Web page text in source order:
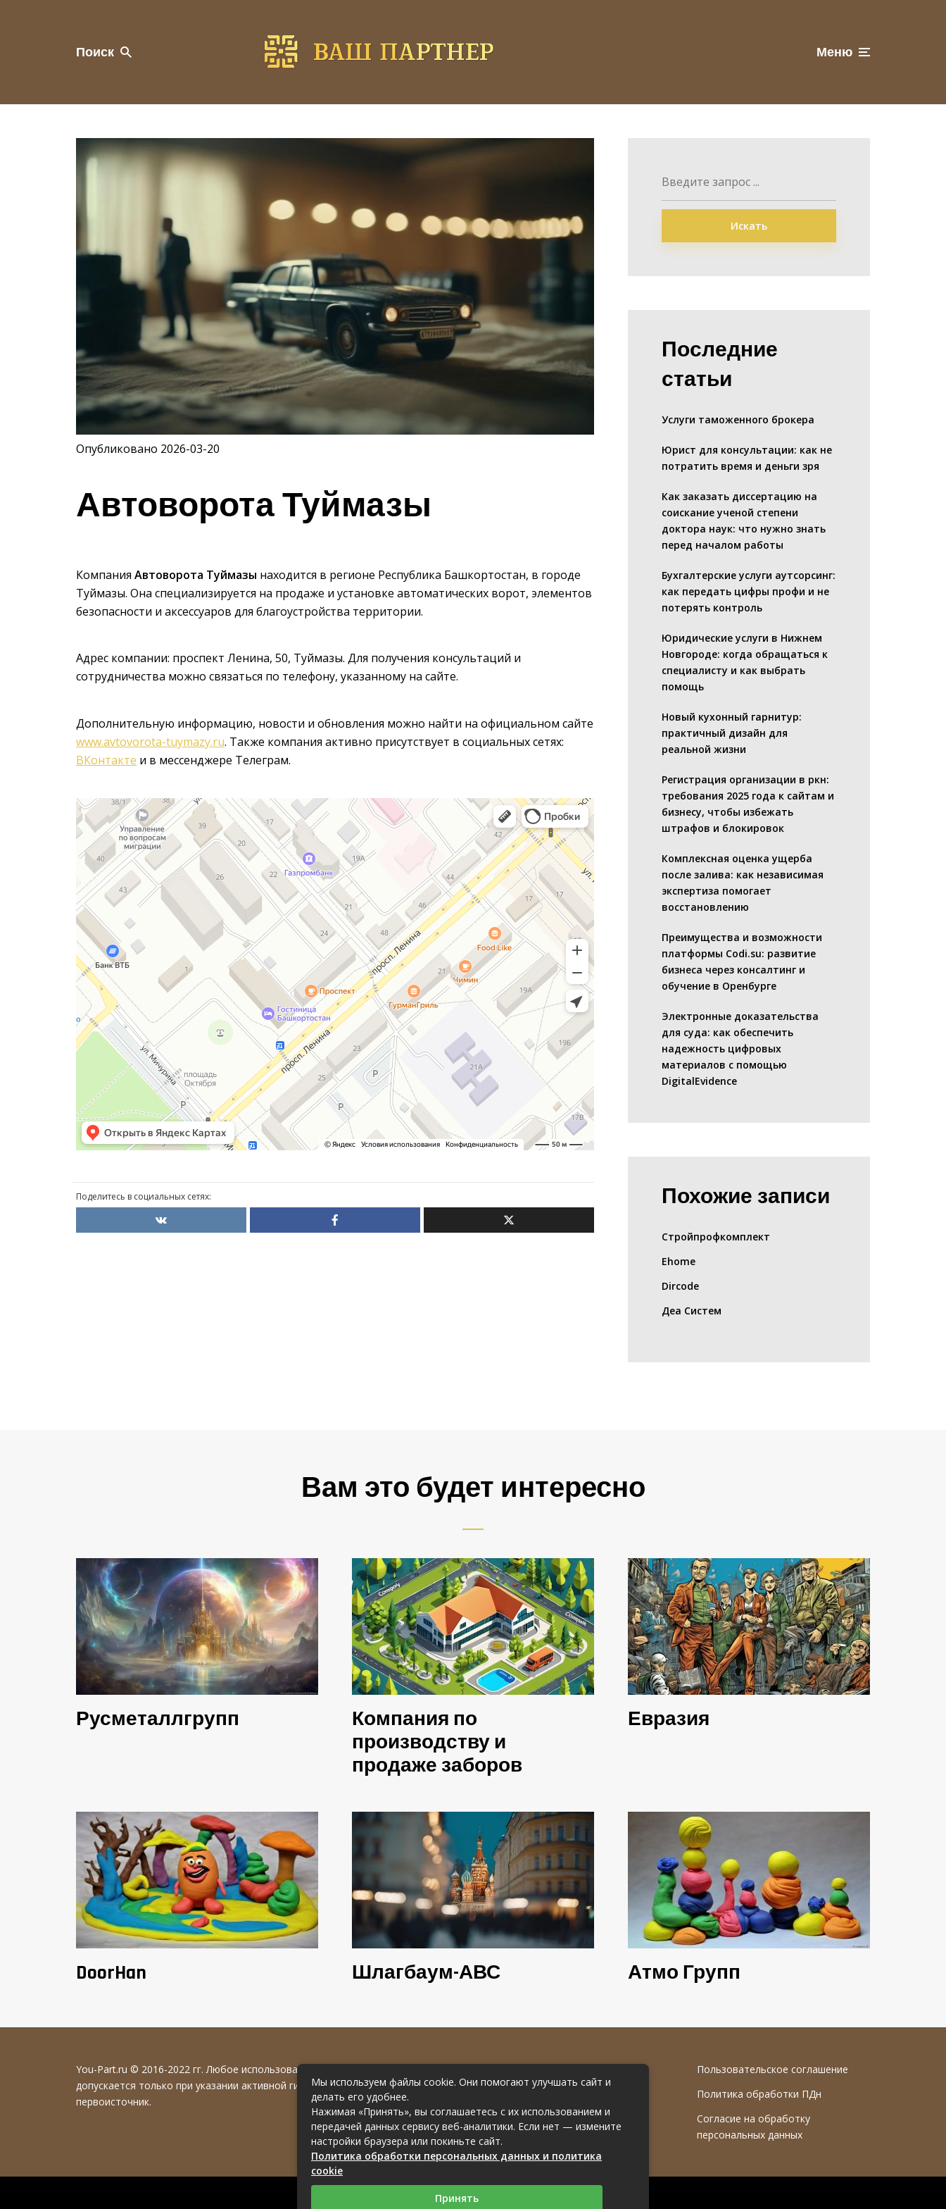
Поиск Меню
Опубликовано 2026-03-20
Автоворота Туймазы
Компания Автоворота Туймазы находится в регионе Республика Башкортостан, в городе
Туймазы. Она специализируется на продаже и установке автоматических ворот, элементов
безопасности и аксессуаров для благоустройства территории.
Адрес компании: проспект Ленина, 50, Туймазы. Для получения консультаций и
сотрудничества можно связаться по телефону, указанному на сайте.
Дополнительную информацию, новости и обновления можно найти на официальном сайте
www.avtovorota-tuymazy.ru. Также компания активно присутствует в социальных сетях:
ВКонтакте и в мессенджере Телеграм.
Поделитесь в социальных сетях:
Искать
Последние
статьи
Услуги таможенного брокера
Юрист для консультации: как не
потратить время и деньги зря
Как заказать диссертацию на
соискание ученой степени
доктора наук: что нужно знать
перед началом работы
Бухгалтерские услуги аутсорсинг:
как передать цифры профи и не
потерять контроль
Юридические услуги в Нижнем
Новгороде: когда обращаться к
специалисту и как выбрать
помощь
Новый кухонный гарнитур:
практичный дизайн для
реальной жизни
Регистрация организации в ркн:
требования 2025 года к сайтам и
бизнесу, чтобы избежать
штрафов и блокировок
Комплексная оценка ущерба
после залива: как независимая
экспертиза помогает
восстановлению
Преимущества и возможности
платформы Codi.su: развитие
бизнеса через консалтинг и
обучение в Оренбурге
Электронные доказательства
для суда: как обеспечить
надежность цифровых
материалов с помощью
DigitalEvidence
Похожие записи
Стройпрофкомплект
Ehome
Dircode
Деа Систем
Вам это будет интересно
Русметаллгрупп
Компания по
производству и
продаже заборов
Евразия
DoorHan Шлагбаум-АВС Атмо Групп
You-Part.ru © 2016-2022 гг. Любое использование материалов
допускается только при указании активной гиперссылки на
первоисточник.
Пользовательское соглашение
Политика обработки ПДн
Согласие на обработку
персональных данных
Связаться с редакцией сайта: you-part.ru@mailwebsite.ru
Мы используем файлы cookie. Они помогают улучшать сайт и
делать его удобнее.
Нажимая «Принять», вы соглашаетесь с их использованием и
передачей данных сервису веб-аналитики. Если нет — измените
настройки браузера или покиньте сайт.
Политика обработки персональных данных и политика
cookie
Принять